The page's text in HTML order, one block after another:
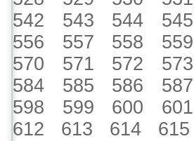
542
543 544 545
556
557 558 559
570
571 572 573
584
585 586 587
598
599 600 601
612
613 614 615